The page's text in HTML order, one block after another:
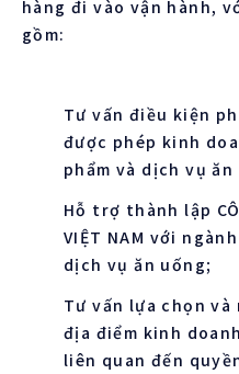
hàng đi vào vận hành,
gồm:
Tư vấn điều kiện
được phép kinh
phẩm và dịch vụ
Hỗ trợ thành lập
VIỆT NAM với
dịch vụ ăn uống;
Tư vấn lựa chọn và
địa điểm kinh
liên quan đến